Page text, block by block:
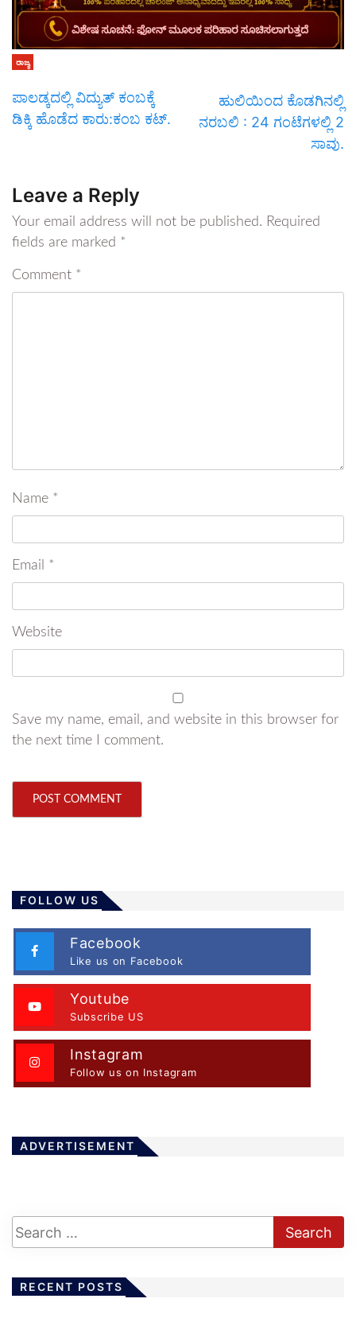
ರಾಜ್ಯ
ಪಾಲಡ್ಕದಲ್ಲಿ ವಿದ್ಯುತ್ ಕಂಬಕ್ಕೆ
ಡಿಕ್ಕಿ ಹೊಡೆದ ಕಾರು:ಕಂಬ ಕಟ್.
ಹುಲಿಯಿಂದ ಕೊಡಗಿನಲ್ಲಿ
ನರಬಲಿ : 24 ಗಂಟೆಗಳಲ್ಲಿ 2
ಸಾವು.
Leave a Reply
Your email address will not be published. Required
fields are marked *
Comment *
Name *
Email *
Website
Save my name, email, and website in this browser for
the next time I comment.
FOLLOW US
Facebook
Like us on Facebook
Youtube
Subscribe US
Instagram
Follow us on Instagram
ADVERTISEMENT
RECENT POSTS